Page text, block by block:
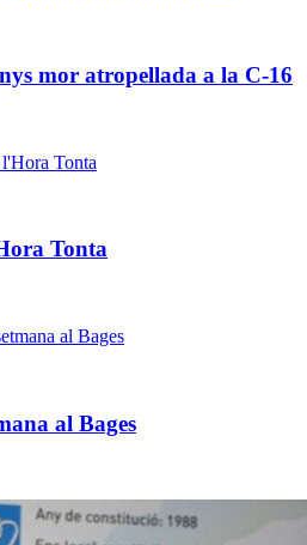
mor atropellada a la C-16
Tonta
al Bages